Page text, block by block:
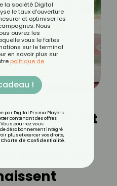
: le secret
toutes les
la société Digital
le taux d'ouverture
et optimiser les
Nous
ouvrez les
vous le faites
sur le terminal
en savoir plus sur
politique de
!
par Digital Prisma Players
contenant des offres
pourrez vous
désabonnement intégré
plus et exercer vos droits,
Charte de Confidentialité.